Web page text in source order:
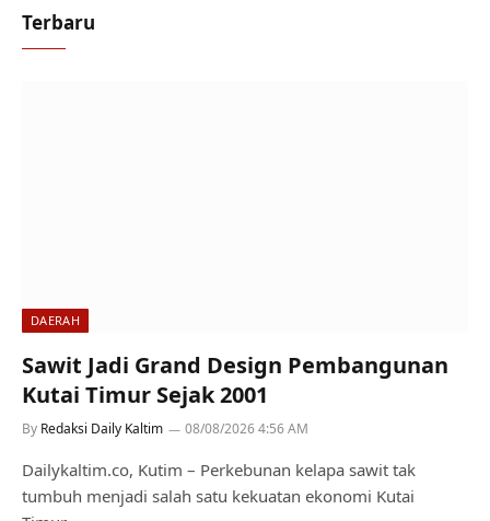
Terbaru
DAERAH
Sawit Jadi Grand Design Pembangunan
Kutai Timur Sejak 2001
By Redaksi Daily Kaltim 08/08/2026 4:56 AM
Dailykaltim.co, Kutim – Perkebunan kelapa sawit tak
tumbuh menjadi salah satu kekuatan ekonomi Kutai